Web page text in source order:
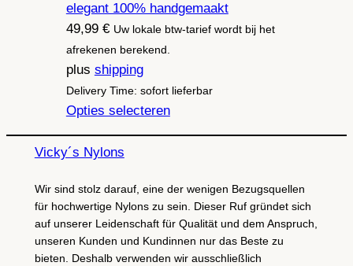
elegant 100% handgemaakt
49,99 € Uw lokale btw-tarief wordt bij het
afrekenen berekend.
plus shipping
Delivery Time: sofort lieferbar
Opties selecteren
Vicky´s Nylons
Wir sind stolz darauf, eine der wenigen Bezugsquellen
für hochwertige Nylons zu sein. Dieser Ruf gründet sich
auf unserer Leidenschaft für Qualität und dem Anspruch,
unseren Kunden und Kundinnen nur das Beste zu
bieten. Deshalb verwenden wir ausschließlich